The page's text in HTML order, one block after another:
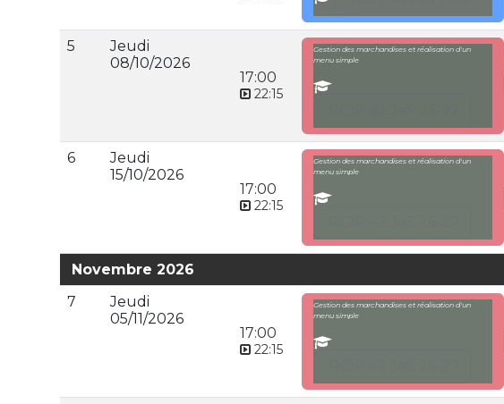
5
Jeudi
08/10/2026
17:00
22:15
Gestion des marchandises et réalisation d'un
menu simple
6
Jeudi
15/10/2026
17:00
22:15
Gestion des marchandises et réalisation d'un
menu simple
Novembre 2026
7
Jeudi
05/11/2026
17:00
22:15
Gestion des marchandises et réalisation d'un
menu simple